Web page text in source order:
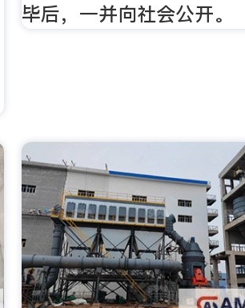
毕后，一并向社会公开。